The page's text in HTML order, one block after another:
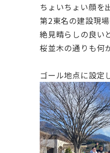
ちょいちょい顔を
第2東名の建設現
絶見晴らしの良い
桜並木の通りも何
ゴール地点に設定